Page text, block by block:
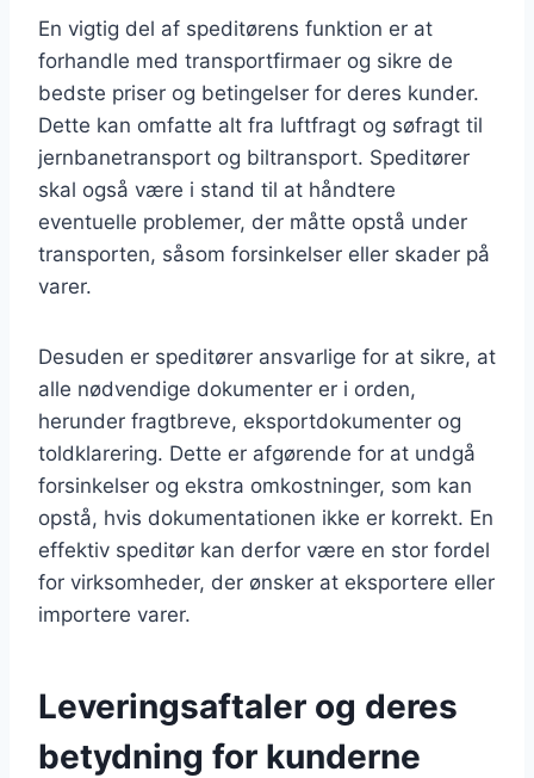
En vigtig del af speditørens funktion er at
forhandle med transportfirmaer og sikre de
bedste priser og betingelser for deres kunder.
Dette kan omfatte alt fra luftfragt og søfragt til
jernbanetransport og biltransport. Speditører
skal også være i stand til at håndtere
eventuelle problemer, der måtte opstå under
transporten, såsom forsinkelser eller skader på
varer.
Desuden er speditører ansvarlige for at sikre, at
alle nødvendige dokumenter er i orden,
herunder fragtbreve, eksportdokumenter og
toldklarering. Dette er afgørende for at undgå
forsinkelser og ekstra omkostninger, som kan
opstå, hvis dokumentationen ikke er korrekt. En
effektiv speditør kan derfor være en stor fordel
for virksomheder, der ønsker at eksportere eller
importere varer.
Leveringsaftaler og deres
betydning for kunderne